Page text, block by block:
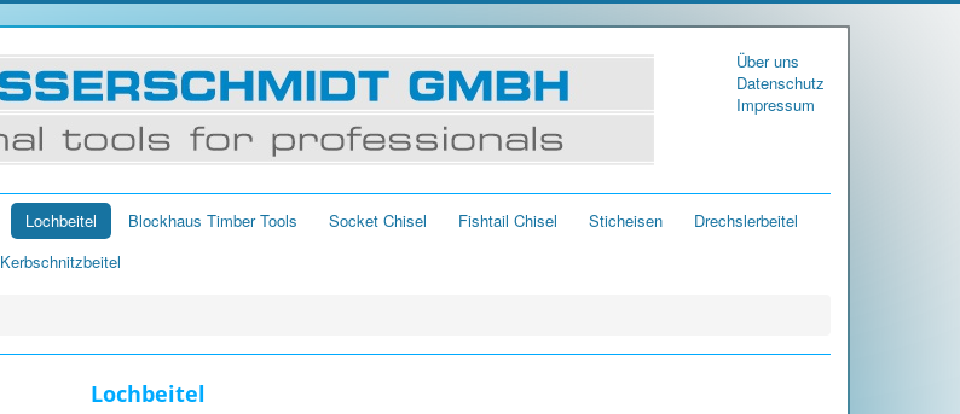
Über uns
Datenschutz
Impressum
Lochbeitel Blockhaus Timber Tools Socket Chisel Fishtail Chisel Sticheisen
Drechslerbeitel
Kerbschnitzbeitel
Lochbeitel